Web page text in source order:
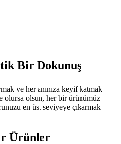
Bir Dokunuş
ve her anınıza keyif katmak
olursa olsun, her bir ürünümüz
en üst seviyeye çıkarmak
Ürünler